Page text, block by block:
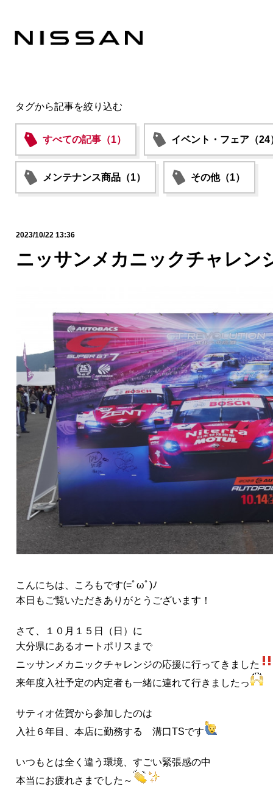
タグから記事を絞り込む
すべての記事（1） イベント・フェア（24
メンテナンス商品（1） その他（1）
2023/10/22 13:36
ニッサンメカニックチャレン
こんにちは、ころもです(=ﾟωﾟ)ﾉ
本日もご覧いただきありがとうございます！
さて、１０月１５日（日）に
大分県にあるオートポリスまで
ニッサンメカニックチャレンジの応援に行ってきました
来年度入社予定の内定者も一緒に連れて行きましたっ
サティオ佐賀から参加したのは
入社６年目、本店に勤務する 溝口TSです
いつもとは全く違う環境、すごい緊張感の中
本当にお疲れさまでした～